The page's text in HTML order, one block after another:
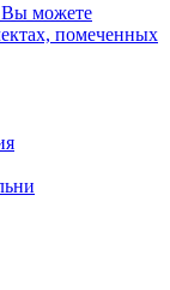
Вы можете
помеченных